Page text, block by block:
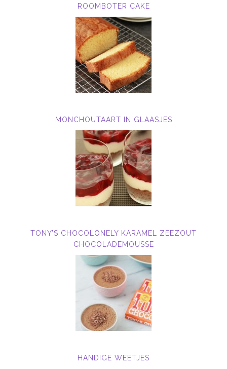
ROOMBOTER CAKE
MONCHOUTAART IN GLAASJES
TONY’S CHOCOLONELY KARAMEL ZEEZOUT
CHOCOLADEMOUSSE
HANDIGE WEETJES